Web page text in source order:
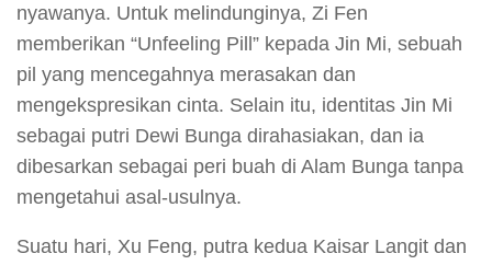
nyawanya. Untuk melindunginya, Zi Fen
memberikan “Unfeeling Pill” kepada Jin Mi, sebuah
pil yang mencegahnya merasakan dan
mengekspresikan cinta. Selain itu, identitas Jin Mi
sebagai putri Dewi Bunga dirahasiakan, dan ia
dibesarkan sebagai peri buah di Alam Bunga tanpa
mengetahui asal-usulnya.
Suatu hari, Xu Feng, putra kedua Kaisar Langit dan